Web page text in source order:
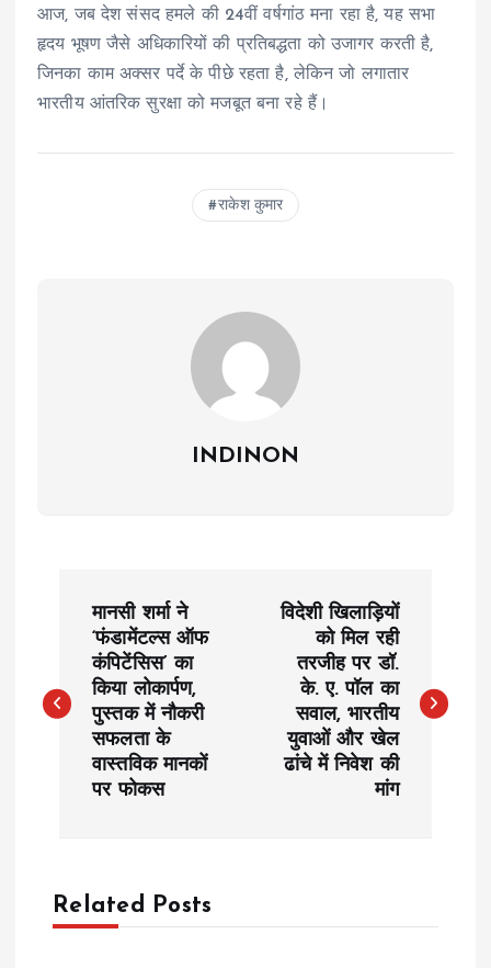
आज, जब देश संसद हमले की 24वीं वर्षगांठ मना रहा है, यह सभा
हृदय भूषण जैसे अधिकारियों की प्रतिबद्धता को उजागर करती है,
जिनका काम अक्सर पर्दे के पीछे रहता है, लेकिन जो लगातार
भारतीय आंतरिक सुरक्षा को मजबूत बना रहे हैं।
राकेश कुमार
INDINON
s
v
मानसी शर्मा ने
‘फंडामेंटल्स ऑफ
कंपिटेंसिस’ का
किया लोकार्पण,
पुस्तक में नौकरी
सफलता के
वास्तविक मानकों
पर फोकस
विदेशी खिलाड़ियों
को मिल रही
तरजीह पर डॉ.
के. ए. पॉल का
सवाल, भारतीय
युवाओं और खेल
ढांचे में निवेश की
मांग
Related Posts